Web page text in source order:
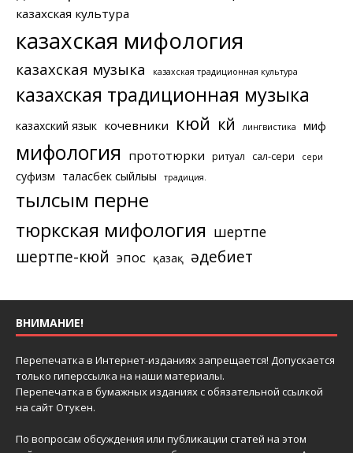
казахская культура
казахская мифология
казахская музыка казахская традиционная культура
казахская традиционная музыка
казахский язык кочевники кюй күй лингвистика миф
мифология прототюрки ритуал сал-сери сери
суфизм таласбек сыйлығы традиция.
тылсым перне
тюркская мифология шертпе
шертпе-кюй эпос қазақ әдебиет
ВНИМАНИЕ!
Перепечатка в Интернет-изданиях запрещается! Допускается
только гиперссылка на наши материалы.
Перепечатка в бумажных изданиях с обязательной ссылкой
на сайт Отукен.
По вопросам обсуждения или публикации статей на этом